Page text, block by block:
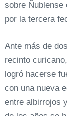
sobre Ñublense
por la tercera
Ante más de
recinto
logró hacerse
con una nueva
entre albirrojos